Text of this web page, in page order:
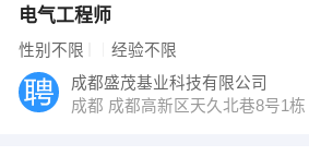
电气工程师
性别不限 经验不限
成都盛茂基业科技有限公司
成都 成都高新区天久北巷8号1